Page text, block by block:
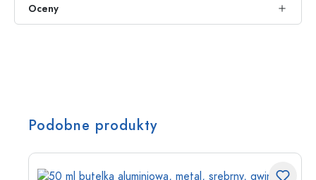
Oceny
Podobne produkty